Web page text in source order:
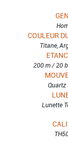
COULEUR
Titane,
200 m / 20
Quartz
Lunette